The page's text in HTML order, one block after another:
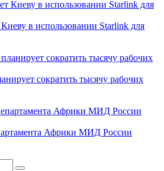
в использовании Starlink для
сократить тысячу рабочих
Африки МИД России